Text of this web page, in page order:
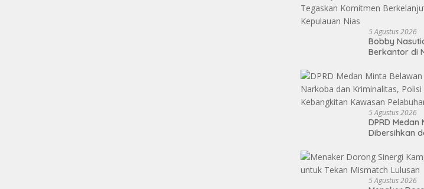
5 Agustus 2026
Bobby
Berkantor di
Bangun
5 Agustus 2026
DPRD Medan
Dibersihkan
Kawal
Pelabuhan
5 Agustus 2026